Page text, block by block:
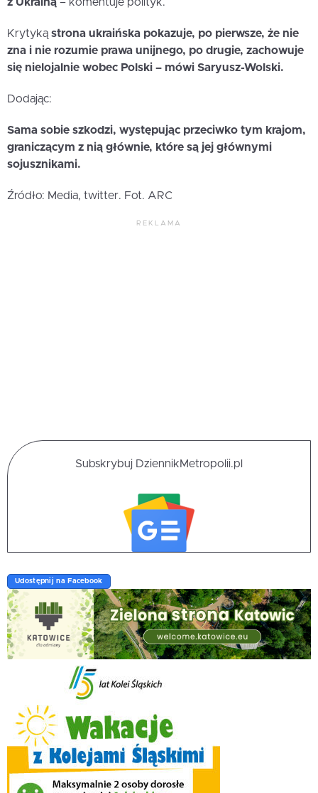
Krytyką strona ukraińska pokazuje, po pierwsze, że nie
zna i nie rozumie prawa unijnego, po drugie, zachowuje
się nielojalnie wobec Polski – mówi Saryusz-Wolski.
Dodając:
Sama sobie szkodzi, występując przeciwko tym krajom,
graniczącym z nią głównie, które są jej głównymi
sojusznikami.
Źródło: Media, twitter. Fot. ARC
REKLAMA
Subskrybuj DziennikMetropolii.pl
Udostępnij na Facebook